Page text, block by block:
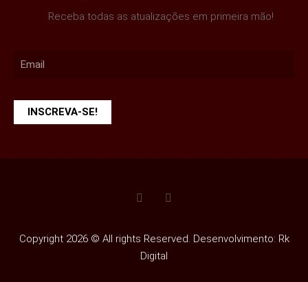
Receba todas as atualizações em primeira mão!
INSCREVA-SE!
Copyright 2026 © All rights Reserved. Desenvolvimento: Rk
Digital